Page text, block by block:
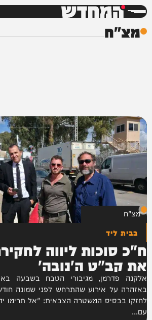
המחדש
מצ"ח
מצ"ח
בבית ליד
ח"כ סוכות ליווה
את קב"ט ה'נובה'
אלקנה פדרמן, מגיבורי הטבח בשבעה
באזהרה על אירוע שהתרחש לפני שמונה
לחזקו בבסיס המשטרה הצבאית: "אל תרימו
עם...